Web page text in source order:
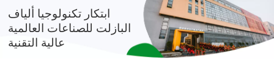
ابتكار تكنولوجيا ألياف
البازلت للصناعات العالمية
عالية التقنية